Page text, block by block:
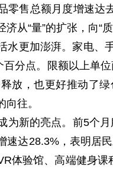
零售总额月度增速
从“量”的扩张，向“质
水更加澎湃。家电、
分点。限额以上单
放，也更好推动了
往。
为新的亮点。前5个
达28.3%，表明居
体验馆、高端健身